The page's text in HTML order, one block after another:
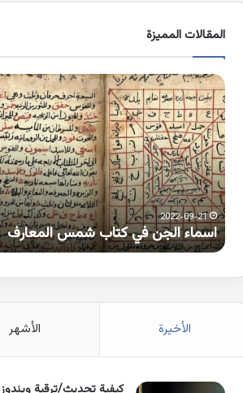
المقالات المميزة
اسماء
الجن
في
كتاب
شمس
المعارف
2022-09-21
اسماء الجن في كتاب شمس المعارف
الأخيرة الأشهر
كيفية تحديث/ترقية ويندوز